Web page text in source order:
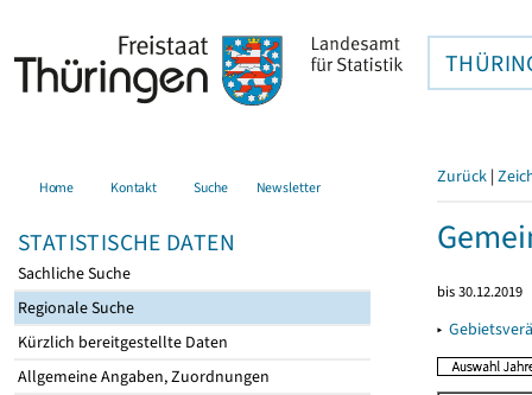
Home Kontakt Suche Newsletter
STATISTISCHE DATEN
Sachliche Suche
Regionale Suche
Kürzlich bereitgestellte Daten
Allgemeine Angaben, Zuordnungen
Zurück |
bis 30.12.2019
▸